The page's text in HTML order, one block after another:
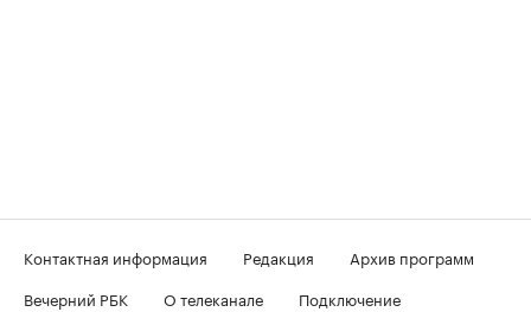
Контактная информация Редакция
Архив программ
Вечерний РБК
О телеканале
Подключение